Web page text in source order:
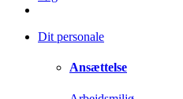
Dit personale
Ansættelse